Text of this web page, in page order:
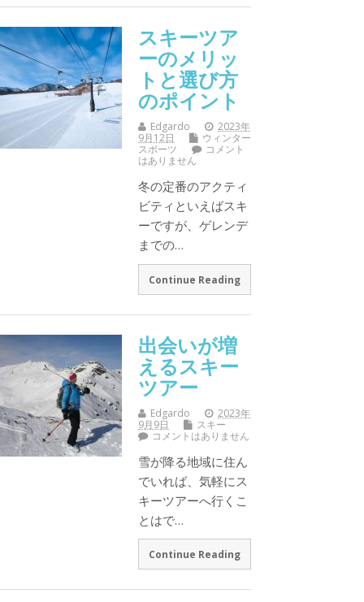
スキーツア
ーのメリッ
トと選び方
のポイント
Edgardo
2023年
9月12日
ウィンター
スポーツ
コメント
はありません
冬の定番のアクティ
ビティといえばスキ
ーですが、ゲレンデ
までの…
Continue Reading
出会いが増
えるスキー
ツアー
Edgardo
2023年
9月9日
スキー
コメントはありません
雪が降る地域に住ん
でいれば、気軽にス
キーツアーへ行くこ
とはで…
Continue Reading